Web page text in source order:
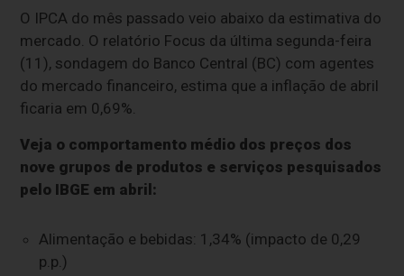
O IPCA do mês passado veio abaixo da estimativa do
mercado. O relatório Focus da última segunda-feira
(11), sondagem do Banco Central (BC) com agentes
do mercado financeiro, estima que a inflação de abril
ficaria em 0,69%.
Veja o comportamento médio dos preços dos
nove grupos de produtos e serviços pesquisados
pelo IBGE em abril:
Alimentação e bebidas: 1,34% (impacto de 0,29
p.p.)